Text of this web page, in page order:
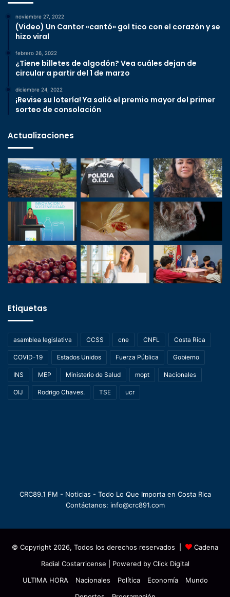
noviembre 27, 2022
(Video) Un Cantor «cantó» gol tico con el corazón y se
hizo viral
febrero 26, 2022
¿Tiene billetes de algodón? Vea cuáles dejan de
circular a partir del 1 de marzo
diciembre 24, 2022
¡Revise su lotería! Ya salió el premio mayor del primer
sorteo de consolación
Actualizaciones
Etiquetas
asamblea legislativa CCSS cne CNFL Costa Rica
COVID-19 Estados Unidos Fuerza Pública Gobierno
INS MEP Ministerio de Salud mopt Nacionales
OIJ Rodrigo Chaves. TSE ucr
CRC89.1 FM - Noticias - Todo Lo Que Importa en Costa Rica
Contáctanos: info@crc891.com
© Copyright 2026, Todos los derechos reservados |
Cadena
Radial Costarricense | Powered by Click Digital
ULTIMA HORA
Nacionales Política Economía
Mundo